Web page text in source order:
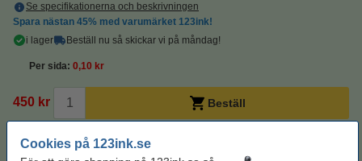
Cookies på 123ink.se
Se specifikationerna och beskrivningen
Spara nästan 45% med varumärket 123ink!
i lager
Beställ nu så skickar vi på måndag!
Per sida 0,10 kr
450 kr Beställ
Tips! Beställ andra färger!